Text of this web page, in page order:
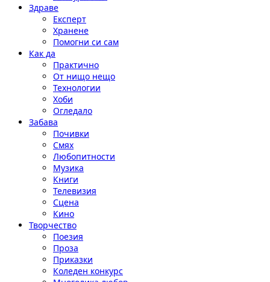
Здраве
Експерт
Хранене
Помогни си сам
Как да
Практично
От нищо нещо
Технологии
Хоби
Огледало
Забава
Почивки
Смях
Любопитности
Музика
Книги
Телевизия
Сцена
Кино
Творчество
Поезия
Проза
Приказки
Коледен конкурс